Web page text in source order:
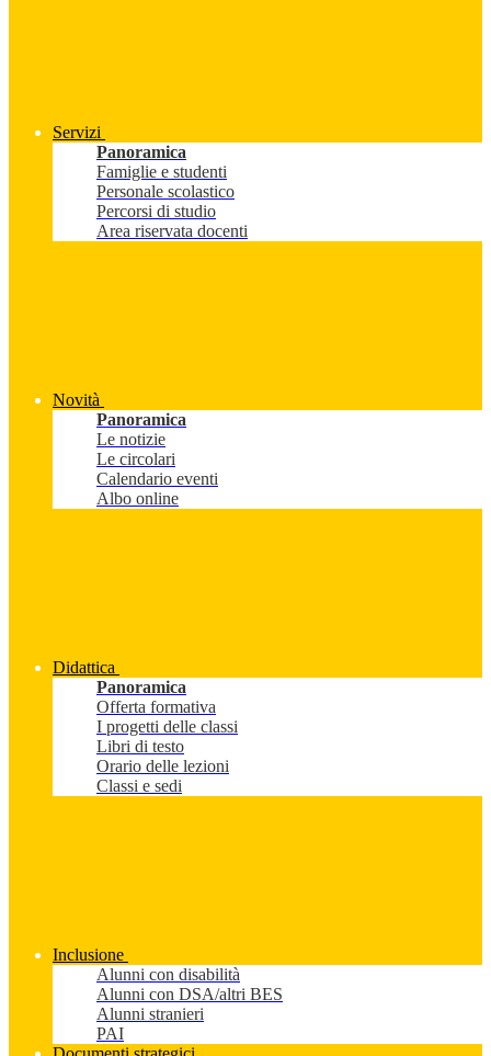
Servizi
Panoramica
Famiglie e studenti
Personale scolastico
Percorsi di studio
Area riservata docenti
Novità
Panoramica
Le notizie
Le circolari
Calendario eventi
Albo online
Didattica
Panoramica
Offerta formativa
I progetti delle classi
Libri di testo
Orario delle lezioni
Classi e sedi
Inclusione
Alunni con disabilità
Alunni con DSA/altri BES
Alunni stranieri
PAI